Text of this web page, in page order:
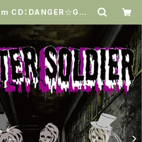
CD：DANGER☆GAN
official